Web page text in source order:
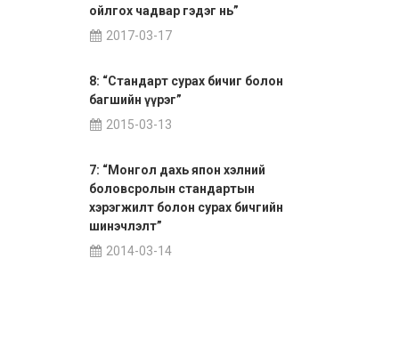
ойлгох чадвар гэдэг нь”
2017-03-17
8: “Стандарт сурах бичиг болон
багшийн үүрэг”
2015-03-13
7: “Монгол дахь япон хэлний
боловсролын стандартын
хэрэгжилт болон сурах бичгийн
шинэчлэлт”
2014-03-14